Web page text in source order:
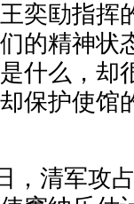
奕劻指挥
的精神状
什么，却
保护使馆
，清军攻